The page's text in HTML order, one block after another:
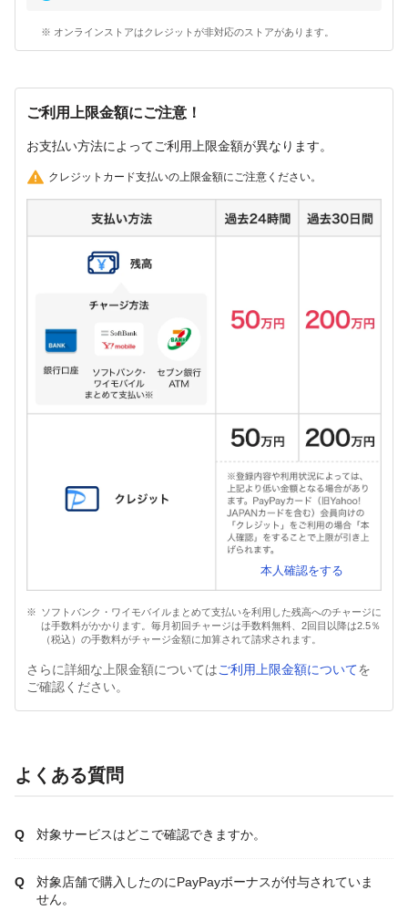
※ オンラインストアはクレジットが非対応のストアがあります。
ご利用上限金額にご注意！
お支払い方法によってご利用上限金額が異なります。
クレジットカード支払いの上限金額にご注意ください。
本人確認をする
ソフトバンク・ワイモバイルまとめて支払いを利用した残高へのチャージに
は手数料がかかります。毎月初回チャージは手数料無料、2回目以降は2.5％
（税込）の手数料がチャージ金額に加算されて請求されます。
さらに詳細な上限金額についてはご利用上限金額についてを
ご確認ください。
よくある質問
対象サービスはどこで確認できますか。
対象店舗で購入したのにPayPayボーナスが付与されていま
せん。